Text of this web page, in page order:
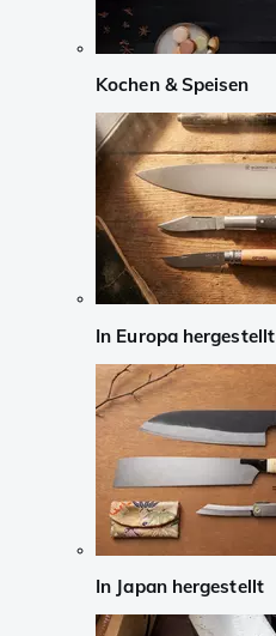
Kochen & Speisen
In Europa hergestellt
In Japan hergestellt